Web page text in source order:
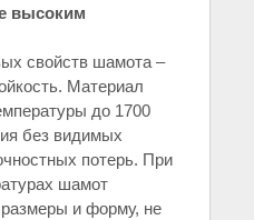
высоким
свойств шамота –
Материал
до 1700
без видимых
потерь. При
шамот
и форму, не